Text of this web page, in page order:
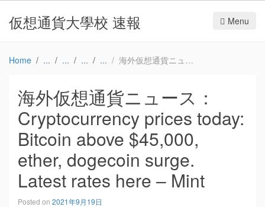
仮想通貨大學校 速報 Menu
Home 海外仮想通貨ニュース：Cryptocurrency prices today: Bitcoin above $45,000, ether, dogecoin surge. Latest rates here – Mint
海外仮想通貨ニュース：
Cryptocurrency prices today:
Bitcoin above $45,000,
ether, dogecoin surge.
Latest rates here – Mint
Posted on 2021年9月19日